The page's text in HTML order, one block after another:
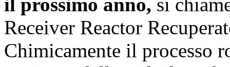
Receiver Reactor
Chimicamente il processo